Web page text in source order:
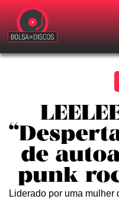
de
punk
Liderado por uma mulher